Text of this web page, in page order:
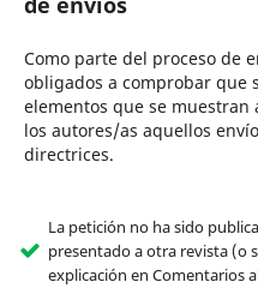
Como parte del proceso de
obligados a comprobar que
elementos que se muestran
los autores/as aquellos
directrices.
La petición no ha sido
presentado a otra revista (o
explicación en Comentarios